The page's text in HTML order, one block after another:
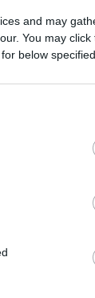
and may
You may
below
Az